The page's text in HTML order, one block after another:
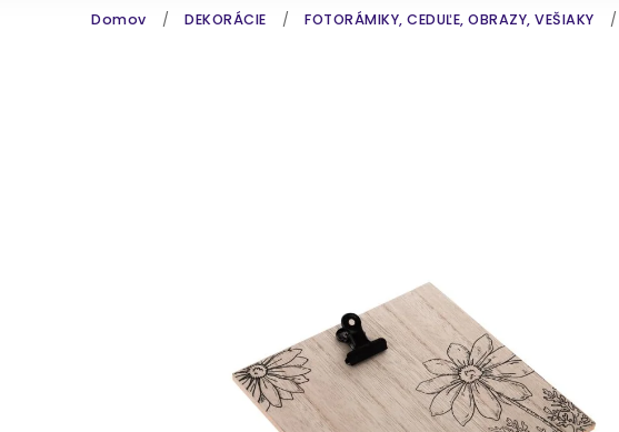
Domov / DEKORÁCIE / FOTORÁMIKY, CEDUĽE, OBRAZY, VEŠIAKY /